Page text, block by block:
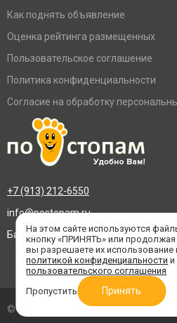
Как поднять объявление
Оценка рейтинга размещенных
Пользовательское соглашение
Политика конфиденциальности
Согласие на обработку
+7 (913) 212-6550
info@postopam.ru
Барнаул, пр. Социалистический
© 2016–2026 «По стопам»
На этом сайте используются
кнопку «ПРИНЯТЬ» или
вы разрешаете их использование
политикой конфиденциальности и
пользовательского соглашения
Пропустить
Принять